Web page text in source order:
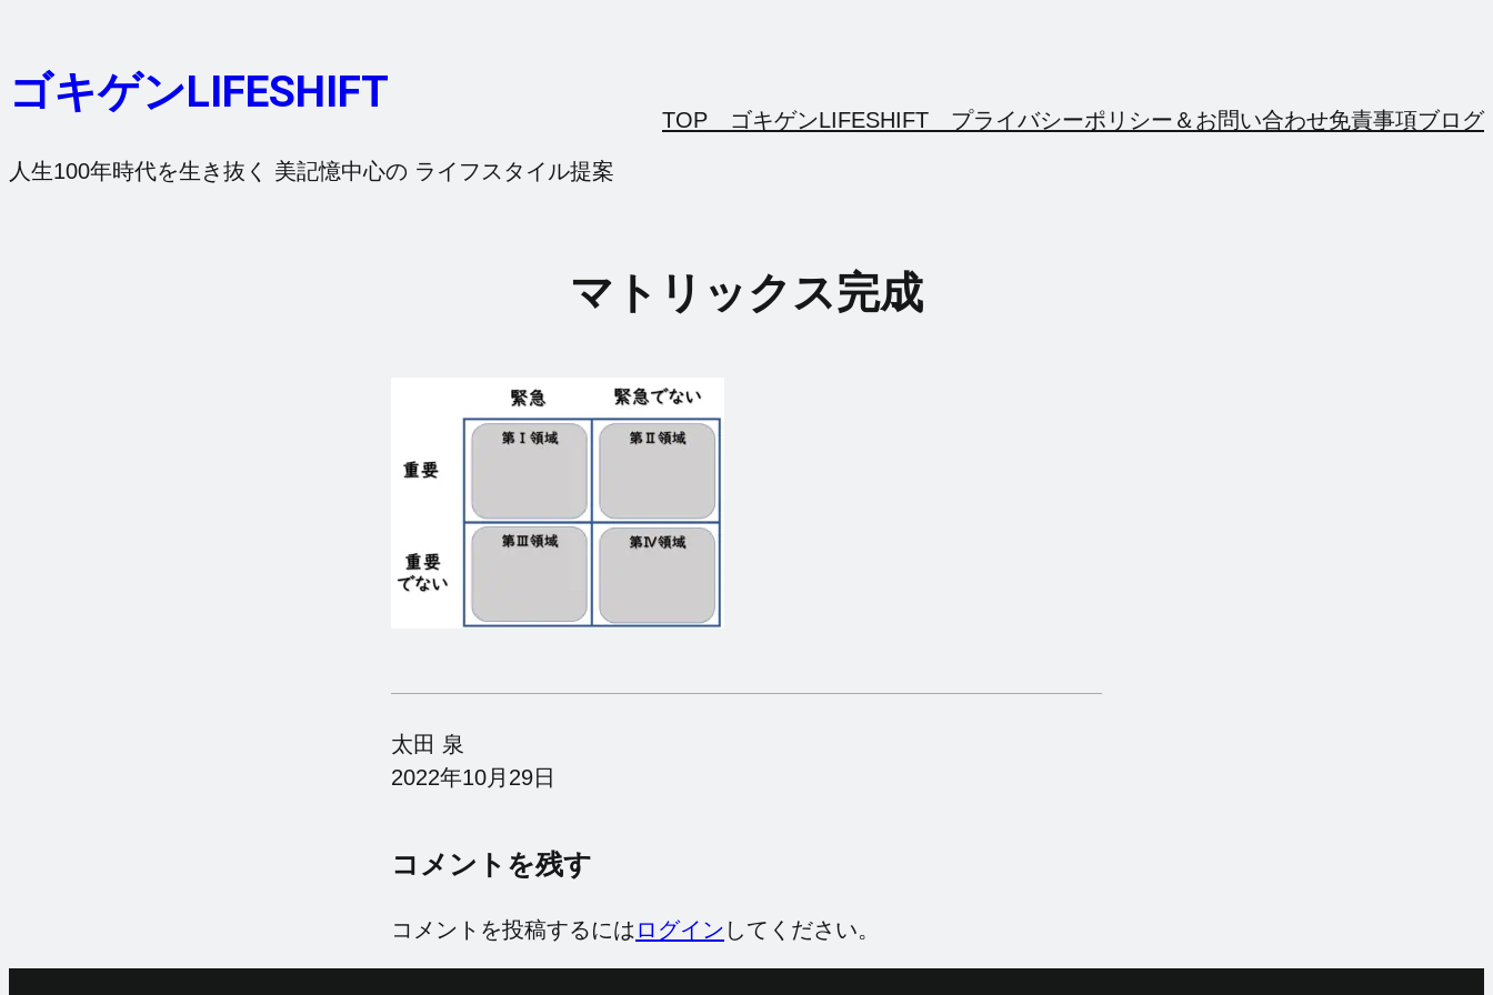
を
キ
ゴキゲンLIFESHIFT
人生100年時代を生き抜く 美記憶中心の ライフスタイル提案
TOP ゴキゲンLIFESHIFT プライバシーポリシー＆お問い合わせ免責事項ブログ
マトリックス完成
太田 泉
2022年10月29日
コメントを残す
コメントを投稿するには ログイン してください。